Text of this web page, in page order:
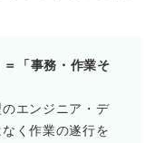
「事務・作業そ
エンジニア・デ
く作業の遂行を